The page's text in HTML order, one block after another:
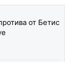
от Бетис